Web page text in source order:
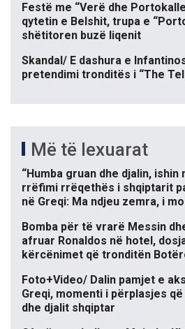
Festë me “Verë dhe
qytetin e Belshit, trupa e
shëtitoren buzë liqenit
Skandal/ E dashura e
pretendimi tronditës i “The
Më të lexuarat
“Humba gruan dhe djalin, ishin
rrëfimi rrëqethës i shqiptarit
në Greqi: Ma ndjeu zemra, i
Bomba për të vrarë Messin
afruar Ronaldos në hotel,
kërcënimet që tronditën
Foto+Video/ Dalin pamjet e
Greqi, momenti i përplasjes
dhe djalit shqiptar